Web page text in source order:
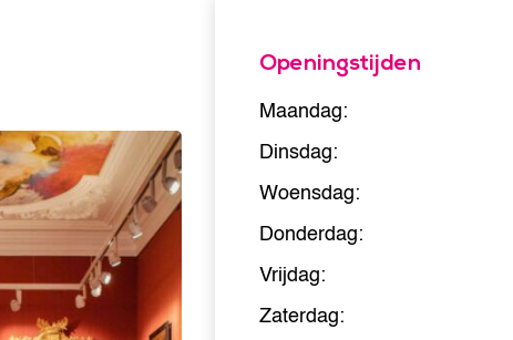
Openingstijden
Maandag:
Dinsdag:
Woensdag:
Donderdag:
Vrijdag:
Zaterdag: